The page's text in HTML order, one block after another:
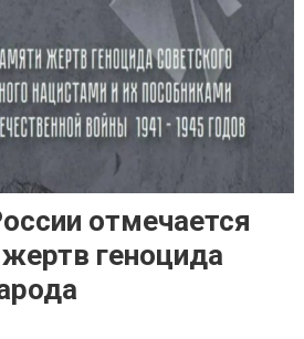
отмечается
геноцида